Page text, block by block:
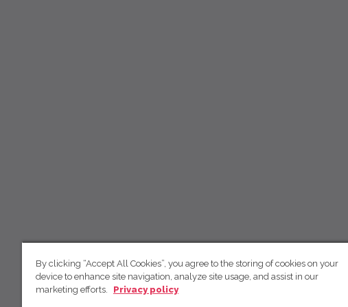
By clicking “Accept All Cookies”, you agree to the storing of cookies on your
device to enhance site navigation, analyze site usage, and assist in our
marketing efforts.
Privacy policy